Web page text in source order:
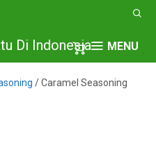
MENU
Di Indonesia
/ Caramel Seasoning